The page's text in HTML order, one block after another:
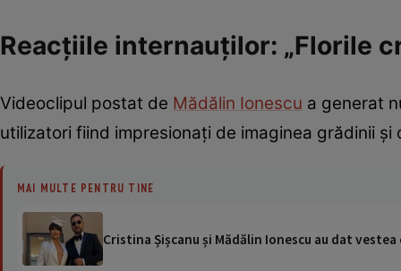
Reacțiile internauților: „Florile
Videoclipul postat de Mădălin Ionescu a generat
utilizatori fiind impresionați de imaginea grădinii
MAI MULTE PENTRU TINE
Cristina Șișcanu și Mădălin Ionescu au dat